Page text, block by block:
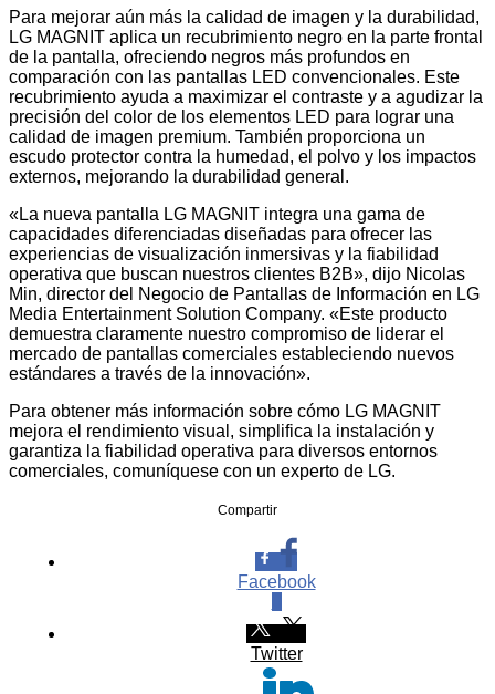
Para mejorar aún más la calidad de imagen y la durabilidad,
LG MAGNIT aplica un recubrimiento negro en la parte frontal
de la pantalla, ofreciendo negros más profundos en
comparación con las pantallas LED convencionales. Este
recubrimiento ayuda a maximizar el contraste y a agudizar la
precisión del color de los elementos LED para lograr una
calidad de imagen premium. También proporciona un
escudo protector contra la humedad, el polvo y los impactos
externos, mejorando la durabilidad general.
«La nueva pantalla LG MAGNIT integra una gama de
capacidades diferenciadas diseñadas para ofrecer las
experiencias de visualización inmersivas y la fiabilidad
operativa que buscan nuestros clientes B2B», dijo Nicolas
Min, director del Negocio de Pantallas de Información en LG
Media Entertainment Solution Company. «Este producto
demuestra claramente nuestro compromiso de liderar el
mercado de pantallas comerciales estableciendo nuevos
estándares a través de la innovación».
Para obtener más información sobre cómo LG MAGNIT
mejora el rendimiento visual, simplifica la instalación y
garantiza la fiabilidad operativa para diversos entornos
comerciales, comuníquese con un experto de LG.
Compartir
Facebook
Twitter